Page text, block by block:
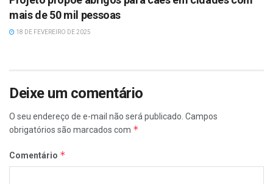
mais de 50 mil pessoas
18 DE FEVEREIRO DE 2025
Deixe um comentário
O seu endereço de e-mail não será publicado. Campos
obrigatórios são marcados com *
Comentário *